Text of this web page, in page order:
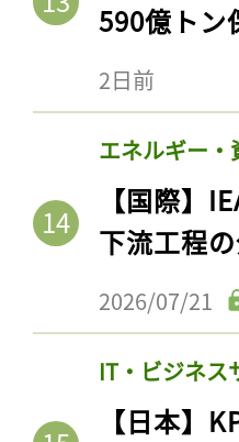
590億トン
2日前
エネルギー・
【国際】
下流工程
2026/07/21
IT・ビジネス
【日本】
記事